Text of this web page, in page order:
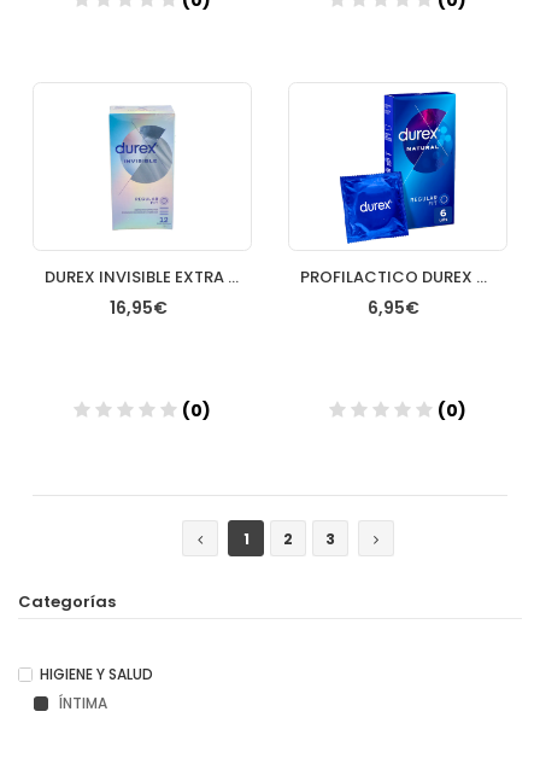
Añadir
DUREX INVISIBLE EXTRA FINO EXTRA SENSITIVO PRESE 1
16,95€
(0)
PROFILACTICO DUREX NATUR/PLUS 6 U
6,95€
(0)
1
2 3
Categorías
HIGIENE Y SALUD
ÍNTIMA